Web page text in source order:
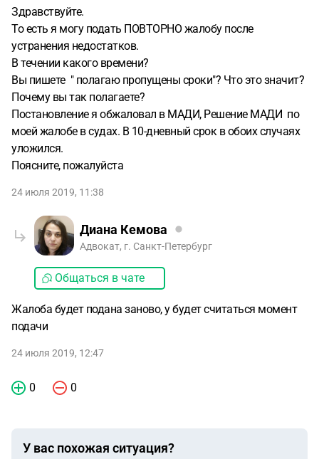
Здравствуйте.
То есть я могу подать ПОВТОРНО жалобу после
устранения недостатков.
В течении какого времени?
Вы пишете " полагаю пропущены сроки"? Что это значит?
Почему вы так полагаете?
Постановление я обжаловал в МАДИ, Решение МАДИ по
моей жалобе в судах. В 10-дневный срок в обоих случаях
уложился.
Поясните, пожалуйста
24 июля 2019, 11:38
Диана Кемова
Адвокат, г. Санкт-Петербург
Общаться в чате
Жалоба будет подана заново, у будет считаться момент
подачи
24 июля 2019, 12:47
0 0
У вас похожая ситуация?